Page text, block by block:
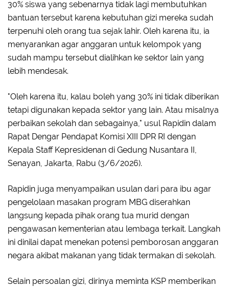
30% siswa yang sebenarnya tidak lagi membutuhkan
bantuan tersebut karena kebutuhan gizi mereka sudah
terpenuhi oleh orang tua sejak lahir. Oleh karena itu, ia
menyarankan agar anggaran untuk kelompok yang
sudah mampu tersebut dialihkan ke sektor lain yang
lebih mendesak.
"Oleh karena itu, kalau boleh yang 30% ini tidak diberikan
tetapi digunakan kepada sektor yang lain. Atau misalnya
perbaikan sekolah dan sebagainya," usul Rapidin dalam
Rapat Dengar Pendapat Komisi XIII DPR RI dengan
Kepala Staff Kepresidenan di Gedung Nusantara II,
Senayan, Jakarta, Rabu (3/6/2026).
Rapidin juga menyampaikan usulan dari para ibu agar
pengelolaan masakan program MBG diserahkan
langsung kepada pihak orang tua murid dengan
pengawasan kementerian atau lembaga terkait. Langkah
ini dinilai dapat menekan potensi pemborosan anggaran
negara akibat makanan yang tidak termakan di sekolah.
Selain persoalan gizi, dirinya meminta KSP memberikan